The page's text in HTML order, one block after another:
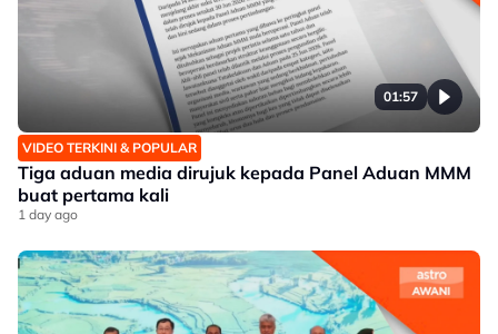
01:57
VIDEO TERKINI & POPULAR
Tiga aduan media dirujuk kepada Panel Aduan MMM
buat pertama kali
1 day ago